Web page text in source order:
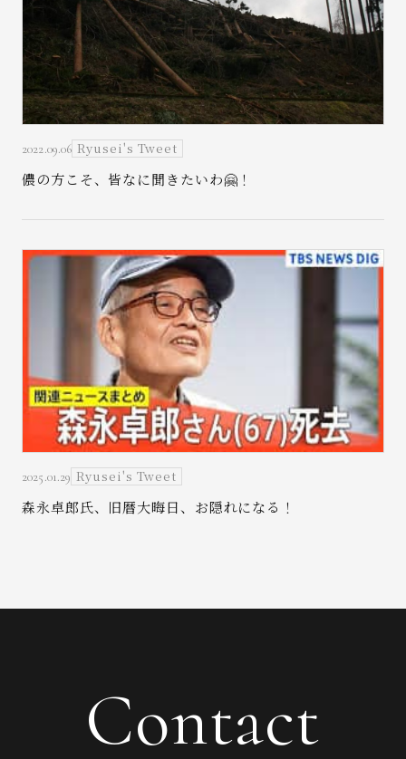
2022.09.06 Ryusei's Tweet
儂の方こそ、皆なに聞きたいわ🤗！
2025.01.29 Ryusei's Tweet
森永卓郎氏、旧暦大晦日、お隠れになる！
Contact